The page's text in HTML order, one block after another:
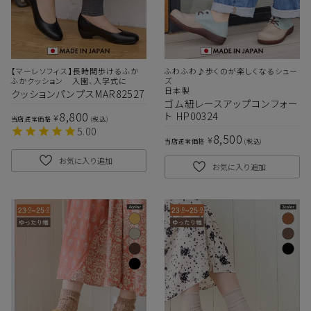
【マーレソフィス】長時間歩けるふか
ふかクッション 入園、入学式に
クッションパンプスMAR82527
当店通常価格 ¥8,800 税込
5.00
お気に入り追加
ふわふわ♪歩くのが楽しくなるシュー
ズ
日本製
ゴム紐レースアップコンフォー
ト HP00324
当店通常価格 ¥8,500 税込
お気に入り追加